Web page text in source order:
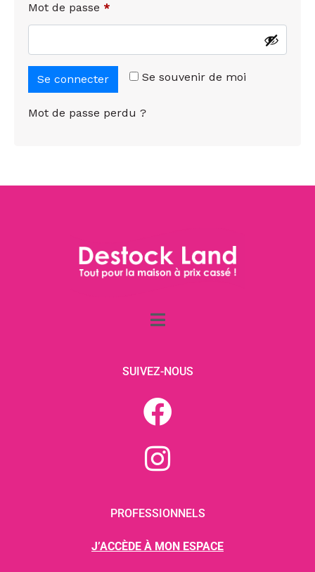
Mot de passe *
Se souvenir de moi
Se connecter
Mot de passe perdu ?
SUIVEZ-NOUS
PROFESSIONNELS
J’ACCÈDE À MON ESPACE